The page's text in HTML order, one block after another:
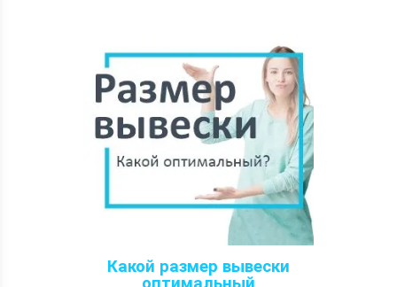
Какой размер вывески